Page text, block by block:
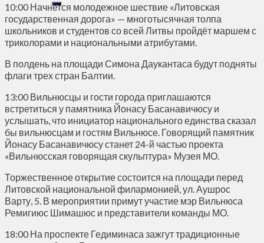
10:00 Начнется молодежное шествие «Литовская
государственная дорога» — многотысячная толпа
школьников и студентов со всей Литвы пройдёт маршем с
триколорами и национальными атрибутами.
В полдень на площади Симона Даукантаса будут подняты
флаги трех стран Балтии.
13:00 Вильнюсцы и гости города приглашаются
встретиться у памятника Йонасу Басанавичюсу и
услышать, что инициатор национального единства сказал
бы вильнюсцам и гостям Вильнюсе. Говорящий памятник
Йонасу Басанавичюсу станет 24-й частью проекта
«Вильнюсская говорящая скульптура» Музея МО.
Торжественное открытие состоится на площади перед
Литовской национальной филармонией, ул. Аушрос
Варту, 5. В мероприятии примут участие мэр Вильнюса
Ремигиюс Шимашюс и представители команды МО.
18:00 На проспекте Гедиминаса зажгут традиционные